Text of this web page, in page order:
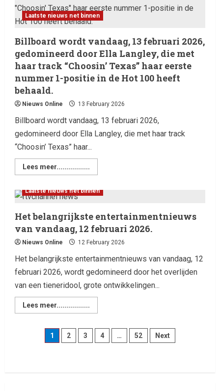
Laatste nieuws net binnen
Billboard wordt vandaag, 13 februari 2026,
gedomineerd door Ella Langley, die met
haar track “Choosin’ Texas” haar eerste
nummer 1-positie in de Hot 100 heeft
behaald.
Nieuws Online 13 February 2026
Billboard wordt vandaag, 13 februari 2026,
gedomineerd door Ella Langley, die met haar track
“Choosin’ Texas” haar...
Lees meer.................
Laatste nieuws net binnen
Het belangrijkste entertainmentnieuws
van vandaag, 12 februari 2026.
Nieuws Online 12 February 2026
Het belangrijkste entertainmentnieuws van vandaag, 12
februari 2026, wordt gedomineerd door het overlijden
van een tieneridool, grote ontwikkelingen...
Lees meer.................
1 2 3 4 … 52 Next
2
Laatste nieuws net binnen
Billboard wordt vandaag, 13
februari 2026, gedomineerd
door Ella Langley, die met haar
track “Choosin’ Texas” haar
eerste nummer 1-positie in de
Het belangrijkste
entertainmentnieuws van
vandaag, 12 februari 2026.
12 February 2026
Laatste nieuws net binnen
Live Music: Concerts, Festivals,
and DJ Performances This
Week
Laatste nieuws net binnen